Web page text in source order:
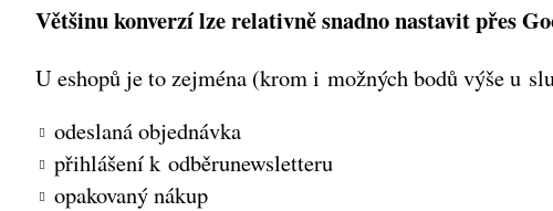
Většinu konverzí lze relativně snadno nastavit přes
U eshopů je to zejména (krom i možných bodů výše u
odeslaná objednávka
přihlášení k odběrunewsletteru
opakovaný nákup